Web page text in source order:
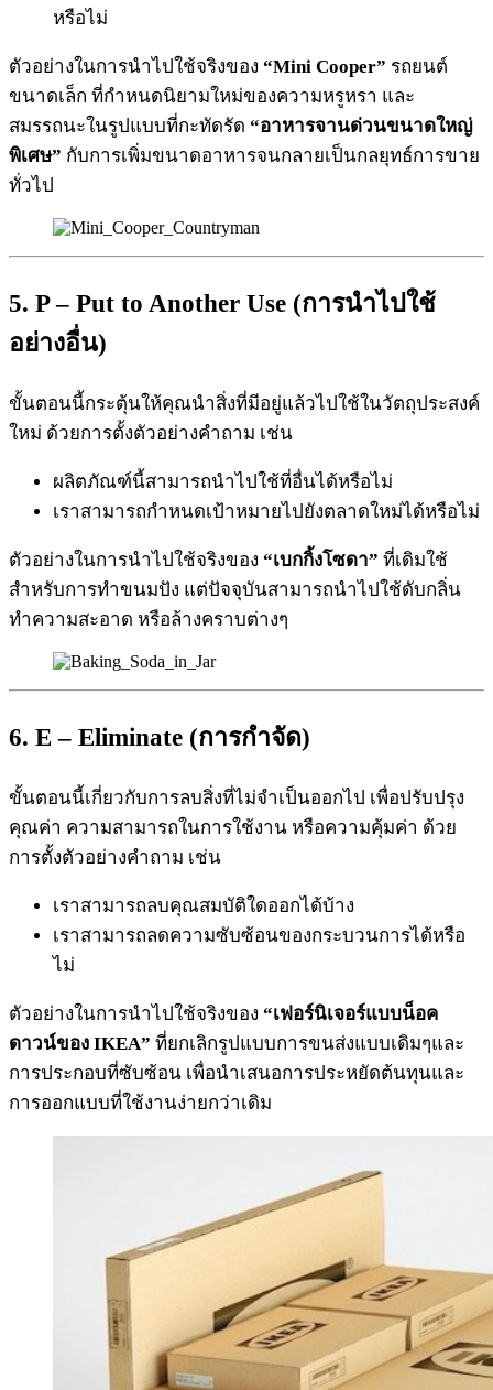
หรือไม่
ตัวอย่างในการนำไปใช้จริงของ “Mini Cooper” รถยนต์
ขนาดเล็ก ที่กำหนดนิยามใหม่ของความหรูหรา และ
สมรรถนะในรูปแบบที่กะทัดรัด “อาหารจานด่วนขนาดใหญ่
พิเศษ” กับการเพิ่มขนาดอาหารจนกลายเป็นกลยุทธ์การขาย
ทั่วไป
5. P – Put to Another Use (การนำไปใช้
อย่างอื่น)
ขั้นตอนนี้กระตุ้นให้คุณนำสิ่งที่มีอยู่แล้วไปใช้ในวัตถุประสงค์
ใหม่ ด้วยการตั้งตัวอย่างคำถาม เช่น
ผลิตภัณฑ์นี้สามารถนำไปใช้ที่อื่นได้หรือไม่
เราสามารถกำหนดเป้าหมายไปยังตลาดใหม่ได้หรือไม่
ตัวอย่างในการนำไปใช้จริงของ “เบกกิ้งโซดา” ที่เดิมใช้
สำหรับการทำขนมปัง แต่ปัจจุบันสามารถนำไปใช้ดับกลิ่น
ทำความสะอาด หรือล้างคราบต่างๆ
6. E – Eliminate (การกำจัด)
ขั้นตอนนี้เกี่ยวกับการลบสิ่งที่ไม่จำเป็นออกไป เพื่อปรับปรุง
คุณค่า ความสามารถในการใช้งาน หรือความคุ้มค่า ด้วย
การตั้งตัวอย่างคำถาม เช่น
เราสามารถลบคุณสมบัติใดออกได้บ้าง
เราสามารถลดความซับซ้อนของกระบวนการได้หรือ
ไม่
ตัวอย่างในการนำไปใช้จริงของ “เฟอร์นิเจอร์แบบน็อค
ดาวน์ของ IKEA” ที่ยกเลิกรูปแบบการขนส่งแบบเดิมๆและ
การประกอบที่ซับซ้อน เพื่อนำเสนอการประหยัดต้นทุนและ
การออกแบบที่ใช้งานง่ายกว่าเดิม